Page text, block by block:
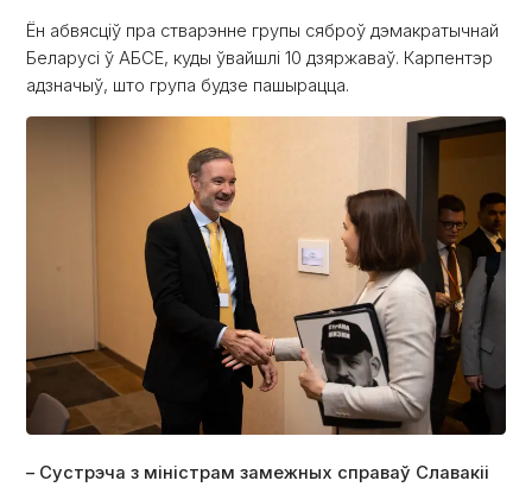
Ён абвясціў пра стварэнне групы сяброў дэмакратычнай
Беларусі ў АБСЕ, куды ўвайшлі 10 дзяржаваў. Карпентэр
адзначыў, што група будзе пашырацца.
– Сустрэча з міністрам замежных справаў Славакіі